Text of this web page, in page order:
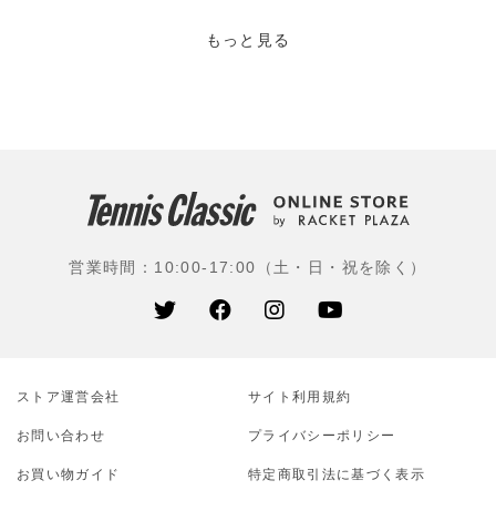
を考案すると、1978年に名器「グラファイト」を開発。
使用選手：ジョン・イズナー(アメリカ)、パブロ・アン
ドゥハル(スペイン)、今西美晴(EMシステムズ)、上杉海
白石光(早稲田大)、阿部宏美(筑波大)、相川真侑花(テニ
もっと見る
営業時間：10:00-17:00（土・日・祝を除く）
ストア運営会社 サイト利⽤規約
お問い合わせ プライバシーポリシー
お買い物ガイド 特定商取引法に基づく表示